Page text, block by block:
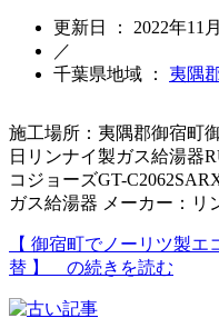
更新日 ： 2022年11
／
千葉県地域 ： 夷隅
施工場所：夷隅郡御宿町
日リンナイ製ガス給湯器
コジョーズGT-
ガス給湯器 メーカー：リ
【 御宿町でノーリツ製エ
替 】 の続きを読む